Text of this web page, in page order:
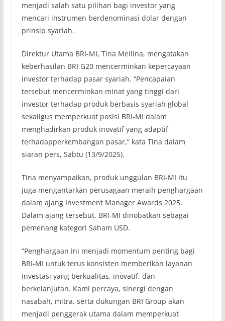
menjadi salah satu pilihan bagi investor yang
mencari instrumen berdenominasi dolar dengan
prinsip syariah.
Direktur Utama BRI-MI, Tina Meilina, mengatakan
keberhasilan BRI G20 mencerminkan kepercayaan
investor terhadap pasar syariah. “Pencapaian
tersebut mencerminkan minat yang tinggi dari
investor terhadap produk berbasis syariah global
sekaligus memperkuat posisi BRI-MI dalam
menghadirkan produk inovatif yang adaptif
terhadapperkembangan pasar,” kata Tina dalam
siaran pers, Sabtu (13/9/2025).
Tina menyampaikan, produk unggulan BRI-MI itu
juga mengantarkan perusagaan meraih penghargaan
dalam ajang Investment Manager Awards 2025.
Dalam ajang tersebut, BRI-MI dinobatkan sebagai
pemenang kategori Saham USD.
“Penghargaan ini menjadi momentum penting bagi
BRI-MI untuk terus konsisten memberikan layanan
investasi yang berkualitas, inovatif, dan
berkelanjutan. Kami percaya, sinergi dengan
nasabah, mitra, serta dukungan BRI Group akan
menjadi penggerak utama dalam memperkuat